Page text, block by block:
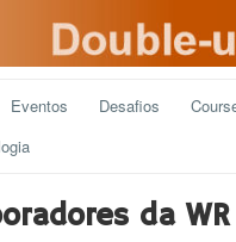
Eventos Desafios
da WR